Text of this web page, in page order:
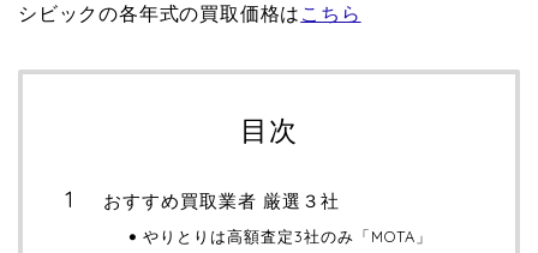
シビックの各年式の買取価格は こちら
目次
おすすめ買取業者 厳選３社
やりとりは高額査定3社のみ「MOTA」